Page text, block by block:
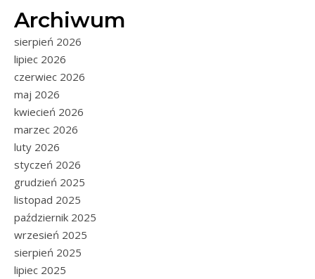
Archiwum
sierpień 2026
lipiec 2026
czerwiec 2026
maj 2026
kwiecień 2026
marzec 2026
luty 2026
styczeń 2026
grudzień 2025
listopad 2025
październik 2025
wrzesień 2025
sierpień 2025
lipiec 2025